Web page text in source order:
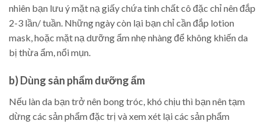
nhiên bạn lưu ý mặt nạ giấy chứa tinh chất cô đặc chỉ nên đắp
2-3 lần/ tuần. Những ngày còn lại bạn chỉ cần đắp lotion
mask, hoặc mặt nạ dưỡng ẩm nhẹ nhàng để không khiến da
bị thừa ẩm, nổi mụn.
b) Dùng sản phẩm dưỡng ẩm
Nếu làn da bạn trở nên bong tróc, khó chịu thì bạn nên tạm
dừng các sản phẩm đặc trị và xem xét lại các sản phẩm